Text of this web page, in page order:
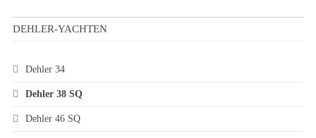
DEHLER-YACHTEN
Dehler 34
Dehler 38 SQ
Dehler 46 SQ